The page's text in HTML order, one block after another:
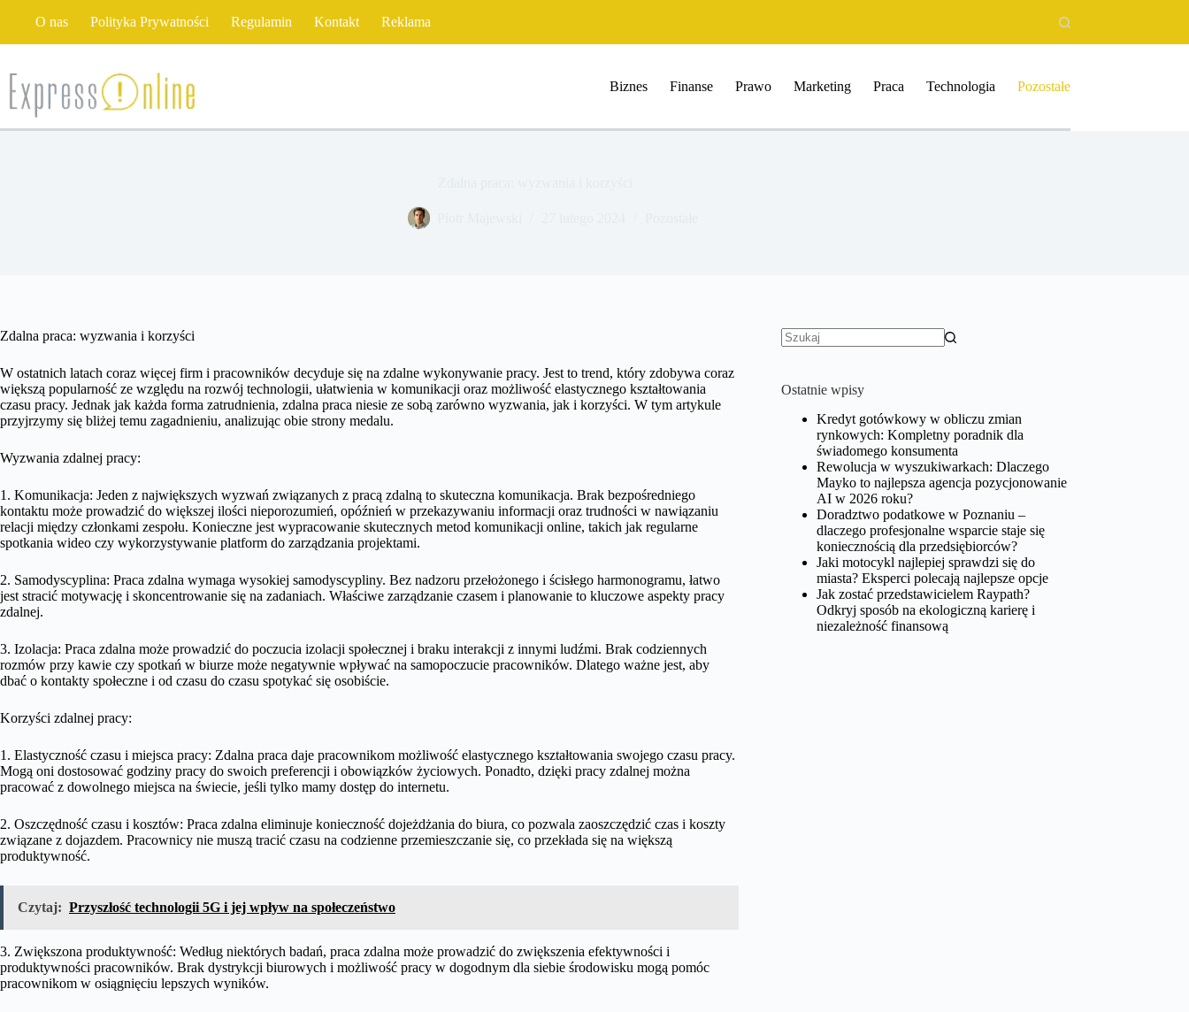
O nas Polityka Prywatności Regulamin Kontakt Reklama
Biznes Finanse Prawo Marketing Praca Technologia Pozostałe
Zdalna praca: wyzwania i korzyści
W ostatnich latach coraz więcej firm i pracowników decyduje się na zdalne wykonywanie pracy. Jest to trend, który zdobywa coraz
większą popularność ze względu na rozwój technologii, ułatwienia w komunikacji oraz możliwość elastycznego kształtowania
czasu pracy. Jednak jak każda forma zatrudnienia, zdalna praca niesie ze sobą zarówno wyzwania, jak i korzyści. W tym artykule
przyjrzymy się bliżej temu zagadnieniu, analizując obie strony medalu.
Wyzwania zdalnej pracy:
1. Komunikacja: Jeden z największych wyzwań związanych z pracą zdalną to skuteczna komunikacja. Brak bezpośredniego
kontaktu może prowadzić do większej ilości nieporozumień, opóźnień w przekazywaniu informacji oraz trudności w nawiązaniu
relacji między członkami zespołu. Konieczne jest wypracowanie skutecznych metod komunikacji online, takich jak regularne
spotkania wideo czy wykorzystywanie platform do zarządzania projektami.
2. Samodyscyplina: Praca zdalna wymaga wysokiej samodyscypliny. Bez nadzoru przełożonego i ścisłego harmonogramu, łatwo
jest stracić motywację i skoncentrowanie się na zadaniach. Właściwe zarządzanie czasem i planowanie to kluczowe aspekty pracy
zdalnej.
3. Izolacja: Praca zdalna może prowadzić do poczucia izolacji społecznej i braku interakcji z innymi ludźmi. Brak codziennych
rozmów przy kawie czy spotkań w biurze może negatywnie wpływać na samopoczucie pracowników. Dlatego ważne jest, aby
dbać o kontakty społeczne i od czasu do czasu spotykać się osobiście.
Korzyści zdalnej pracy:
1. Elastyczność czasu i miejsca pracy: Zdalna praca daje pracownikom możliwość elastycznego kształtowania swojego czasu pracy.
Mogą oni dostosować godziny pracy do swoich preferencji i obowiązków życiowych. Ponadto, dzięki pracy zdalnej można
pracować z dowolnego miejsca na świecie, jeśli tylko mamy dostęp do internetu.
2. Oszczędność czasu i kosztów: Praca zdalna eliminuje konieczność dojeżdżania do biura, co pozwala zaoszczędzić czas i koszty
związane z dojazdem. Pracownicy nie muszą tracić czasu na codzienne przemieszczanie się, co przekłada się na większą
produktywność.
Czytaj: Przyszłość technologii 5G i jej wpływ na społeczeństwo
3. Zwiększona produktywność: Według niektórych badań, praca zdalna może prowadzić do zwiększenia efektywności i
produktywności pracowników. Brak dystrykcji biurowych i możliwość pracy w dogodnym dla siebie środowisku mogą pomóc
pracownikom w osiągnięciu lepszych wyników.
Ostatnie wpisy
Kredyt gotówkowy w obliczu zmian
rynkowych: Kompletny poradnik dla
świadomego konsumenta
Rewolucja w wyszukiwarkach: Dlaczego
Mayko to najlepsza agencja pozycjonowanie
AI w 2026 roku?
Doradztwo podatkowe w Poznaniu –
dlaczego profesjonalne wsparcie staje się
koniecznością dla przedsiębiorców?
Jaki motocykl najlepiej sprawdzi się do
miasta? Eksperci polecają najlepsze opcje
Jak zostać przedstawicielem Raypath?
Odkryj sposób na ekologiczną karierę i
niezależność finansową